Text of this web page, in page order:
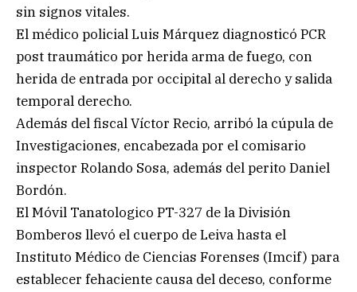
sin signos vitales.
El médico policial Luis Márquez diagnosticó PCR
post traumático por herida arma de fuego, con
herida de entrada por occipital al derecho y salida
temporal derecho.
Además del fiscal Víctor Recio, arribó la cúpula de
Investigaciones, encabezada por el comisario
inspector Rolando Sosa, además del perito Daniel
Bordón.
El Móvil Tanatologico PT-327 de la División
Bomberos llevó el cuerpo de Leiva hasta el
Instituto Médico de Ciencias Forenses (Imcif) para
establecer fehaciente causa del deceso, conforme